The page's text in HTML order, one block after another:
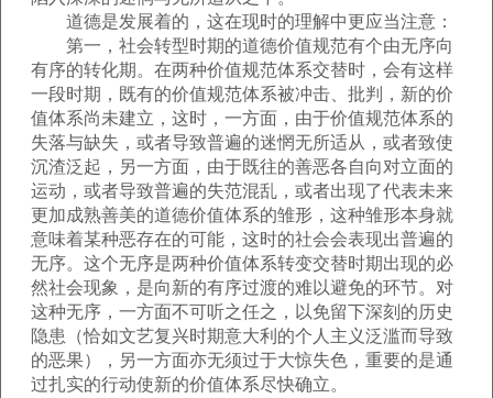
道德是发展着的，这在现时的理解中更应当注意：
第一，社会转型时期的道德价值规范有个由无序向
有序的转化期。在两种价值规范体系交替时，会有这样
一段时期，既有的价值规范体系被冲击、批判，新的价
值体系尚未建立，这时，一方面，由于价值规范体系的
失落与缺失，或者导致普遍的迷惘无所适从，或者致使
沉渣泛起，另一方面，由于既往的善恶各自向对立面的
运动，或者导致普遍的失范混乱，或者出现了代表未来
更加成熟善美的道德价值体系的雏形，这种雏形本身就
意味着某种恶存在的可能，这时的社会会表现出普遍的
无序。这个无序是两种价值体系转变交替时期出现的必
然社会现象，是向新的有序过渡的难以避免的环节。对
这种无序，一方面不可听之任之，以免留下深刻的历史
隐患（恰如文艺复兴时期意大利的个人主义泛滥而导致
的恶果），另一方面亦无须过于大惊失色，重要的是通
过扎实的行动使新的价值体系尽快确立。